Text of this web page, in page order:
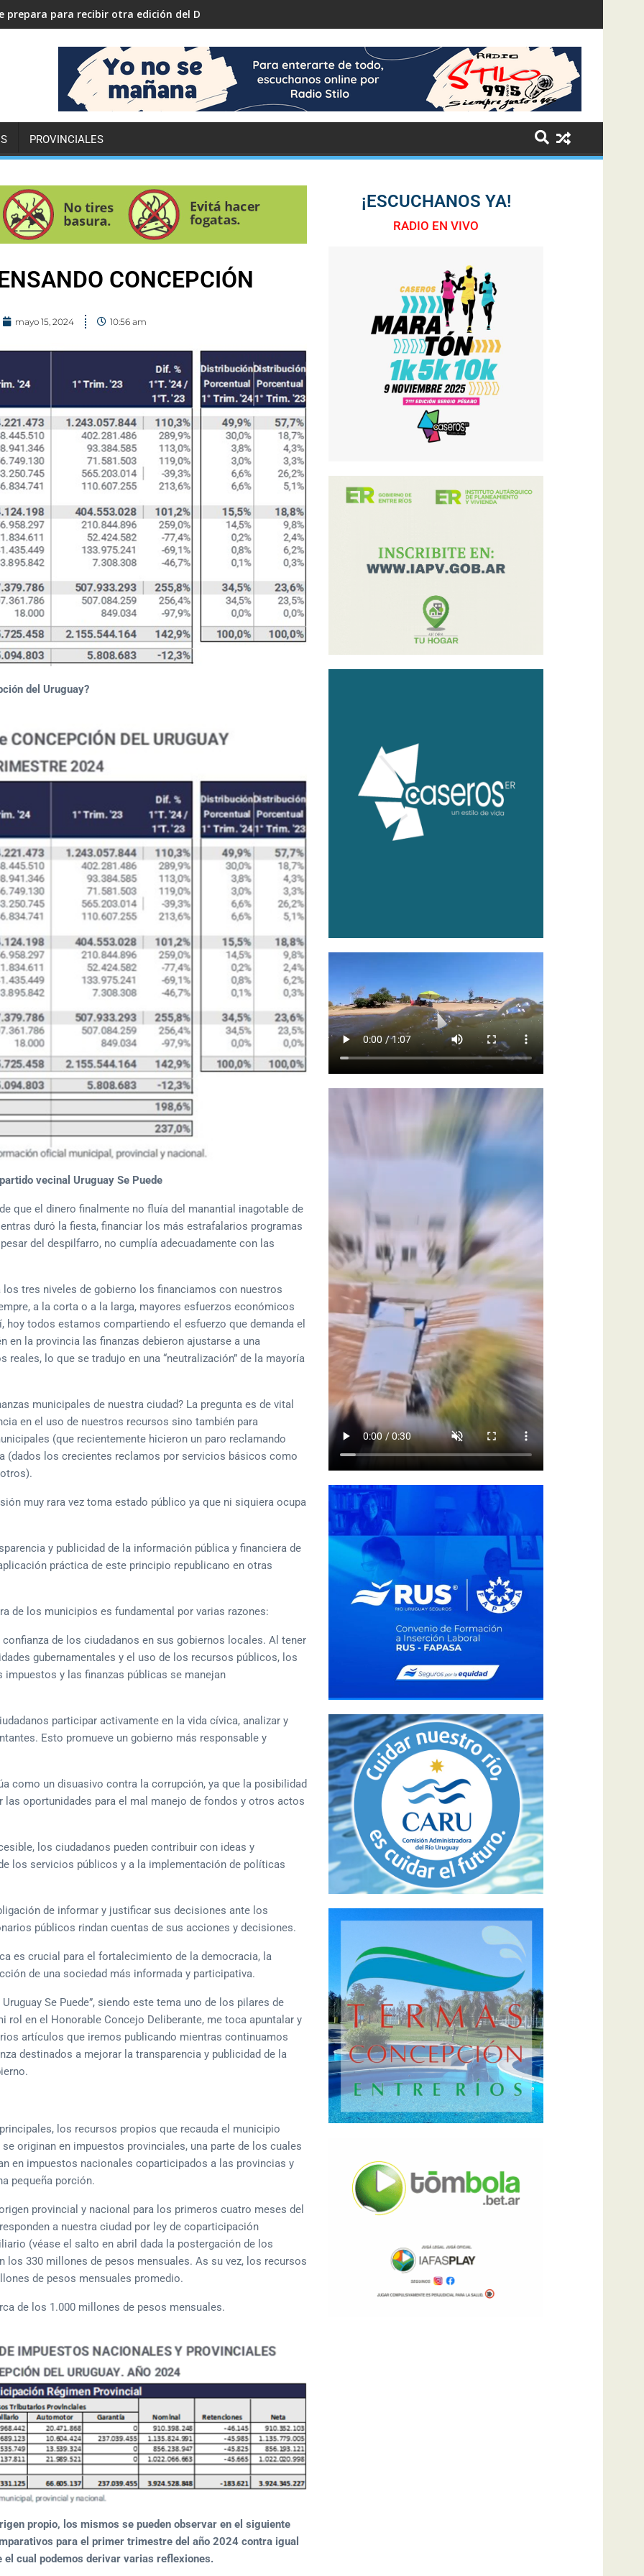
prepara para recibir otra edición del Desafío ECO YPF
PROVINCIALES
CONCEPCIÓN
mayo 15, 2024 10:56 am
del Uruguay?
vecinal Uruguay Se Puede
que el dinero finalmente no fluía del manantial inagotable de
duró la fiesta, financiar los más estrafalarios programas
del despilfarro, no cumplía adecuadamente con las
tres niveles de gobierno los financiamos con nuestros
a la corta o a la larga, mayores esfuerzos económicos
todos estamos compartiendo el esfuerzo que demanda el
la provincia las finanzas debieron ajustarse a una
lo que se tradujo en una “neutralización” de la mayoría
municipales de nuestra ciudad? La pregunta es de vital
en el uso de nuestros recursos sino también para
(que recientemente hicieron un paro reclamando
(dados los crecientes reclamos por servicios básicos como
muy rara vez toma estado público ya que ni siquiera ocupa
y publicidad de la información pública y financiera de
práctica de este principio republicano en otras
de los municipios es fundamental por varias razones:
de los ciudadanos en sus gobiernos locales. Al tener
gubernamentales y el uso de los recursos públicos, los
y las finanzas públicas se manejan
participar activamente en la vida cívica, analizar y
Esto promueve un gobierno más responsable y
como un disuasivo contra la corrupción, ya que la posibilidad
oportunidades para el mal manejo de fondos y otros actos
los ciudadanos pueden contribuir con ideas y
los servicios públicos y a la implementación de políticas
de informar y justificar sus decisiones ante los
públicos rindan cuentas de sus acciones y decisiones.
es crucial para el fortalecimiento de la democracia, la
de una sociedad más informada y participativa.
Se Puede”, siendo este tema uno de los pilares de
rol en el Honorable Concejo Deliberante, me toca apuntalar y
artículos que iremos publicando mientras continuamos
destinados a mejorar la transparencia y publicidad de la
los recursos propios que recauda el municipio
originan en impuestos provinciales, una parte de los cuales
en impuestos nacionales coparticipados a las provincias y
pequeña porción.
provincial y nacional para los primeros cuatro meses del
a nuestra ciudad por ley de coparticipación
(véase el salto en abril dada la postergación de los
330 millones de pesos mensuales. As su vez, los recursos
de pesos mensuales promedio.
de los 1.000 millones de pesos mensuales.
propio, los mismos se pueden observar en el siguiente
para el primer trimestre del año 2024 contra igual
el cual podemos derivar varias reflexiones.
¡ESCUCHANOS YA!
RADIO EN VIVO